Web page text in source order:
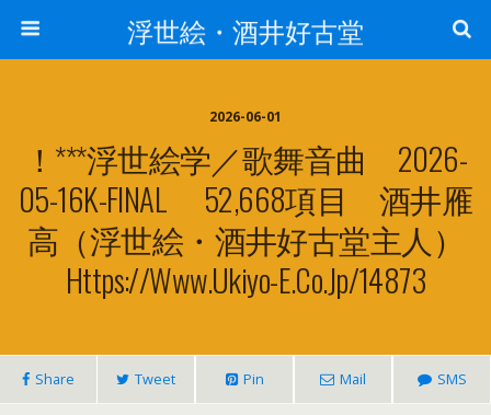
浮世絵・酒井好古堂
2026-06-01
！***浮世絵学／歌舞音曲 2026-
05-16K-FINAL 52,668項目 酒井雁
高（浮世絵・酒井好古堂主人）
Https://www.ukiyo-E.co.jp/14873
Share Tweet Pin Mail SMS